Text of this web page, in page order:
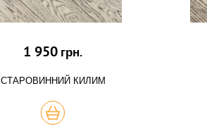
1 950 грн.
СТАРОВИННИЙ КИЛИМ
КУПИТЬ